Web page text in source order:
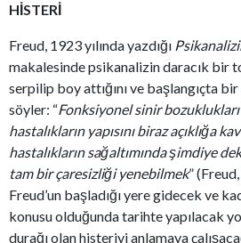
HİSTERİ
Freud, 1923 yılında yazdığı
makalesinde psikanalizin daracık bir
serpilip boy attığını ve başlangıçta
söyler: “Fonksiyonel sinir
hastalıkların yapısını biraz açıklığa
hastalıkların sağaltımında şimdiye
tam bir çaresizliği yenebilmek”
Freud’un başladığı yere gidecek ve
konusu olduğunda tarihte yapılacak
durağı olan histeriyi anlamaya